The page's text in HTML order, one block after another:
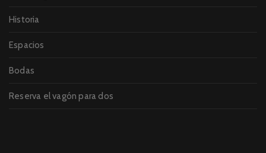
Historia
Espacios
Bodas
Reserva el vagón para dos